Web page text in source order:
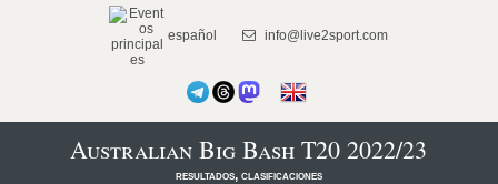
español info@live2sport.com
Australian Big Bash T20 2022/23
resultados, clasificaciones